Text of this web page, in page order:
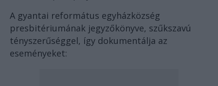
A gyantai református egyházközség
presbitériumának jegyzőkönyve, szűkszavú
tényszerűséggel, így dokumentálja az
eseményeket: